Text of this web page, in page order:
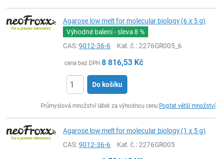
Agarose low melt for molecular biology (6 x 5 g)
Výhodné balení - sleva8 %
CAS:9012-36-6 Kat. č.: 2276GR005_6
cena bez DPH 8 816,53 Kč
Do košíku
Průmyslová množství látek za výhodnou cenu Poptat větší množství
Agarose low melt for molecular biology (1 x 5 g)
CAS:9012-36-6 Kat. č.: 2276GR005